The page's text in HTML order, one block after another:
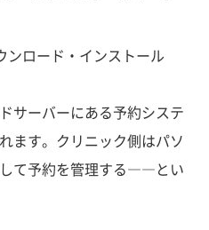
ンロード・インストール
サーバーにある予約システ
ます。クリニック側はパソ
て予約を管理する――とい